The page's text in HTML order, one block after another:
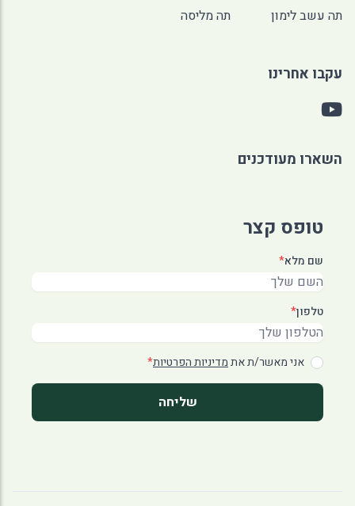
תה עשב לימון
תה מליסה
עקבו אחרינו
השארו מעודכנים
טופס קצר
שם מלא*
טלפון*
אני מאשר/ת אתמדיניות הפרטיות*
שליחה